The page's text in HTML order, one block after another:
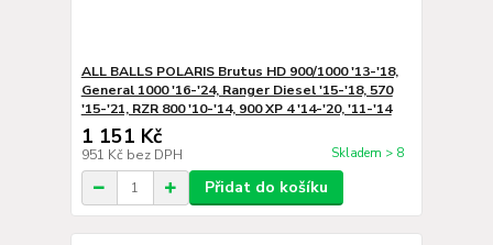
ALL BALLS POLARIS Brutus HD 900/1000 '13-'18,
General 1000 '16-'24, Ranger Diesel '15-'18, 570
'15-'21, RZR 800 '10-'14, 900 XP 4 '14-'20, '11-'14
1 151 Kč
951 Kč bez DPH Skladem > 8
Přidat do košíku